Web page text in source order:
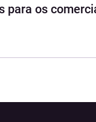
para os